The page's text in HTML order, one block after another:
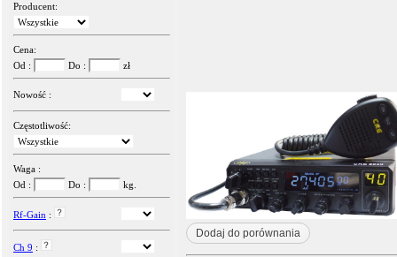
Producent:
Cena:
Od :
Do : zł
Nowość :
Częstotliwość:
Waga :
Od :
Do : kg.
Rf-Gain :
Ch 9 :
Dodaj do porównania